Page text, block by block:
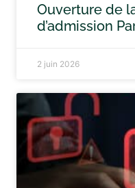
Ouverture de
d’admission
2 juin 2026